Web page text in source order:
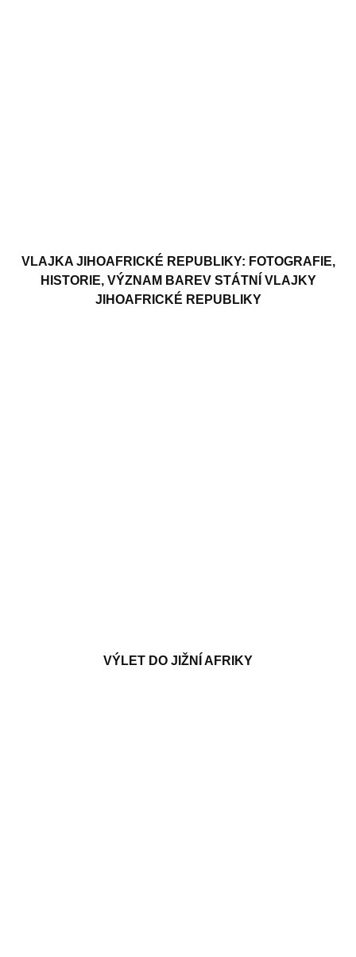
VLAJKA JIHOAFRICKÉ REPUBLIKY: FOTOGRAFIE,
HISTORIE, VÝZNAM BAREV STÁTNÍ VLAJKY
JIHOAFRICKÉ REPUBLIKY
VÝLET DO JIŽNÍ AFRIKY